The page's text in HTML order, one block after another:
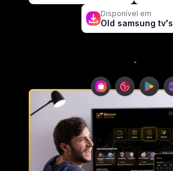
Disponível em
Old samsung tv's